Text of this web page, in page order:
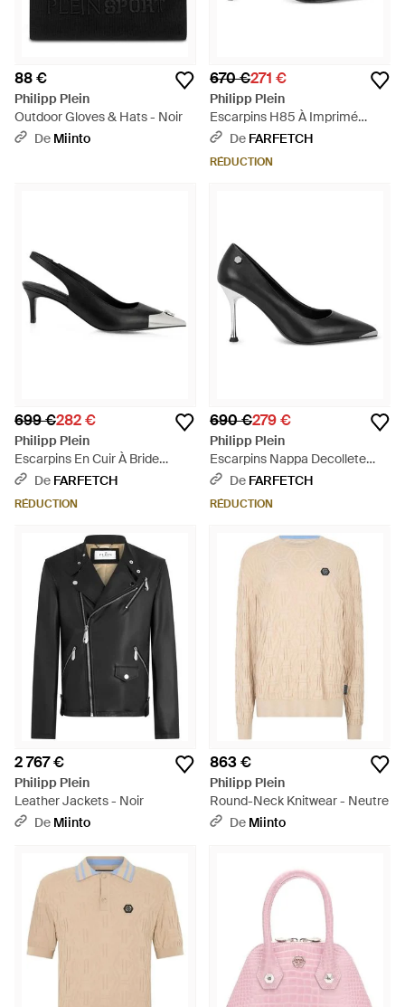
88 €
Philipp Plein
Outdoor Gloves & Hats - Noir
De Miinto
670 €271 €
Philipp Plein
Escarpins H85 À Imprimé
Cocco - Noir
De FARFETCH
RÉDUCTION
699 €282 €
Philipp Plein
Escarpins En Cuir À Bride
Arrière Skull - Noir
De FARFETCH
RÉDUCTION
690 €279 €
Philipp Plein
Escarpins Nappa Decollete
H110 À Talon Haut - Noir
De FARFETCH
RÉDUCTION
2 767 €
Philipp Plein
Leather Jackets - Noir
De Miinto
863 €
Philipp Plein
Round-Neck Knitwear - Neutre
De Miinto